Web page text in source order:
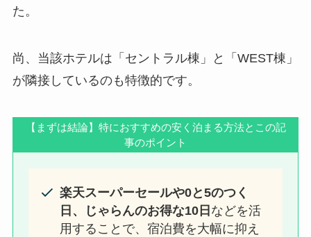
た。
尚、当該ホテルは「セントラル棟」と「WEST棟」
が隣接しているのも特徴的です。
【まずは結論】特におすすめの安く泊まる方法とこの記
事のポイント
楽天スーパーセールや0と5のつく
日、じゃらんのお得な10日 などを活
用することで、宿泊費を大幅に抑え